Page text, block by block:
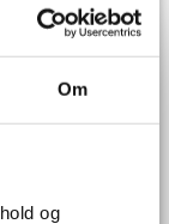
Om
og
uoverskuelig
blev også
Husum